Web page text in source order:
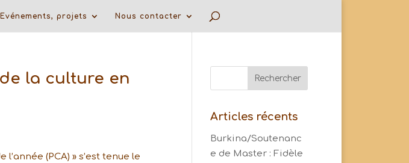
Evénements, projets Nous contacter
la culture en
(PCA) » s’est tenue le
Articles récents
Burkina/Soutenanc
e de Master : Fidèle